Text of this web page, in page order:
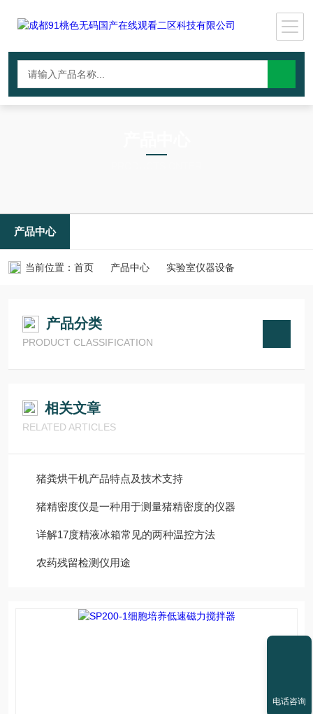
产品中心
当前位置： 首页 产品中心 实验室仪器设备
产品分类
PRODUCT CLASSIFICATION
相关文章
RELATED ARTICLES
猪粪烘干机产品特点及技术支持
猪精密度仪是一种用于测量猪精密度的仪器
详解17度精液冰箱常见的两种温控方法
农药残留检测仪用途
电话咨询